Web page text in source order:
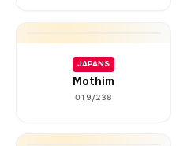
JAPANS
Mothim
019/238